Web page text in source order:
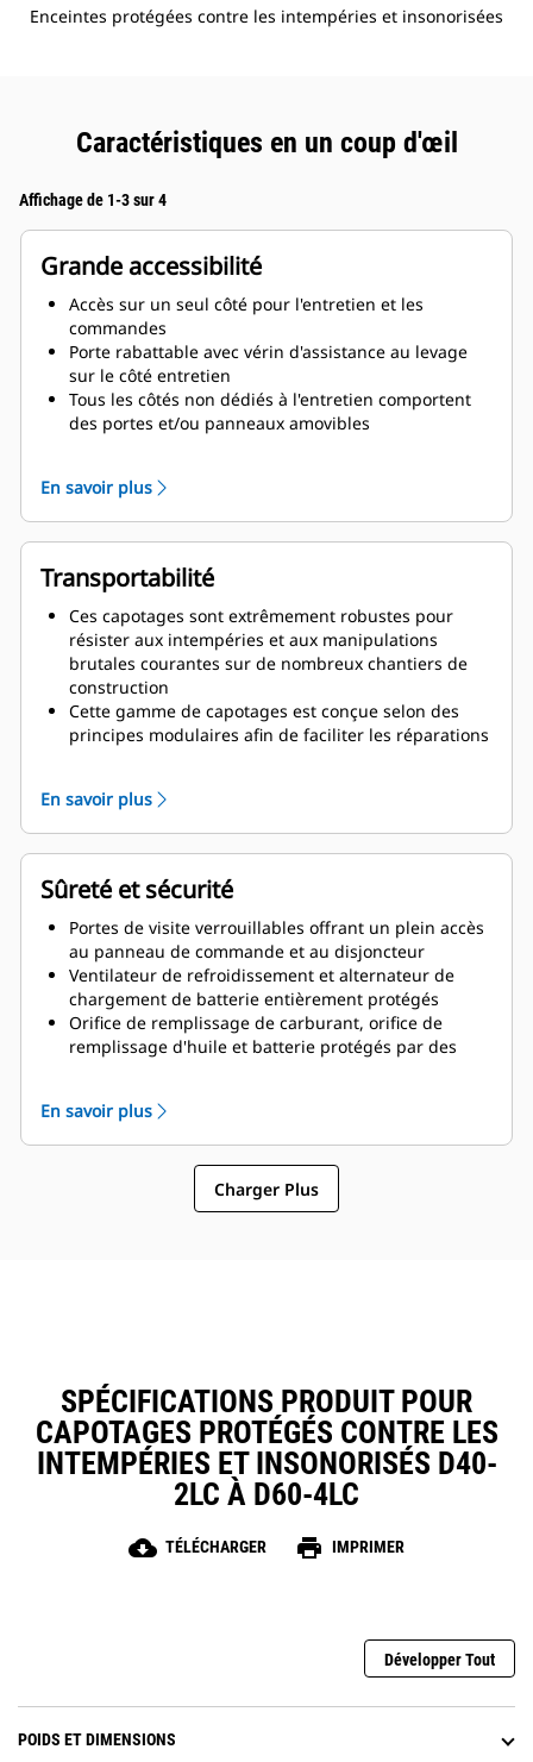
Enceintes protégées contre les intempéries et insonorisées
Caractéristiques en un coup d'œil
Affichage de 1-3 sur 4
Grande accessibilité
Accès sur un seul côté pour l'entretien et les
commandes
Porte rabattable avec vérin d'assistance au levage
sur le côté entretien
Tous les côtés non dédiés à l'entretien comportent
des portes et/ou panneaux amovibles
refroidissement acheminées vers l'extérieur de la
base du capotage
Grande zone d'entrée de câbles pour une facilité de
En savoir plus
Transportabilité
Ces capotages sont extrêmement robustes pour
résister aux intempéries et aux manipulations
brutales courantes sur de nombreux chantiers de
construction
Cette gamme de capotages est conçue selon des
principes modulaires afin de faciliter les réparations
En savoir plus
Sûreté et sécurité
Portes de visite verrouillables offrant un plein accès
au panneau de commande et au disjoncteur
Ventilateur de refroidissement et alternateur de
chargement de batterie entièrement protégés
Orifice de remplissage de carburant, orifice de
remplissage d'huile et batterie protégés par des
Bouton d'arrêt d'urgence monté à l'extérieur
En savoir plus
Charger Plus
SPÉCIFICATIONS PRODUIT POUR
CAPOTAGES PROTÉGÉS CONTRE LES
INTEMPÉRIES ET INSONORISÉS D40-
2LC À D60-4LC
cloud_download TÉLÉCHARGER print IMPRIMER
Développer Tout
POIDS ET DIMENSIONS